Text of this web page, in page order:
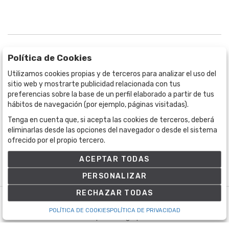
BOGOTÁ
CALLE 70 # 10a - 59 BOGOTÁ, CO
(+57) 601 721 6666
(+57) 301 271 1444
info@bogotaauctions.com
©Bogota Auctions- Todos los derechos reservados
Política de Cookies
Utilizamos cookies propias y de terceros para analizar el uso del
sitio web y mostrarte publicidad relacionada con tus
preferencias sobre la base de un perfil elaborado a partir de tus
hábitos de navegación (por ejemplo, páginas visitadas).
Tenga en cuenta que, si acepta las cookies de terceros, deberá
eliminarlas desde las opciones del navegador o desde el sistema
ofrecido por el propio tercero.
ACEPTAR TODAS
PERSONALIZAR
RECHAZAR TODAS
POLÍTICA DE COOKIESPOLÍTICA DE PRIVACIDAD